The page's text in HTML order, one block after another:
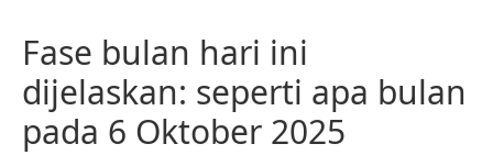
Fase bulan hari ini
dijelaskan: seperti apa bulan
pada 6 Oktober 2025